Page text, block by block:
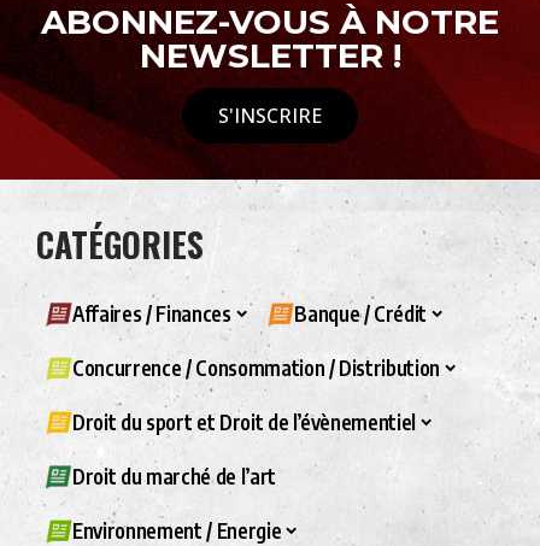
ABONNEZ-VOUS À NOTRE
NEWSLETTER !
S'INSCRIRE
CATÉGORIES
Affaires / Finances Banque / Crédit
Concurrence / Consommation / Distribution
Droit du sport et Droit de l’évènementiel
Droit du marché de l’art
Environnement / Energie